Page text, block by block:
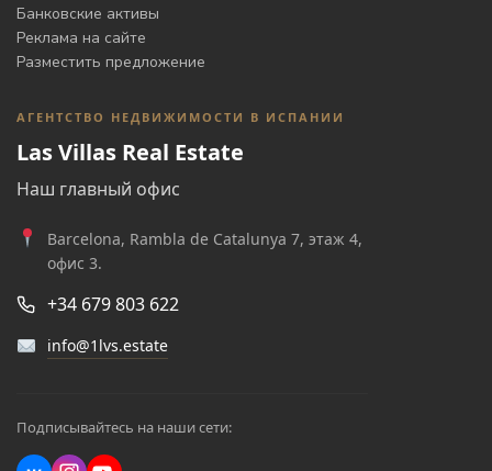
Банковские активы
Реклама на сайте
Разместить предложение
АГЕНТСТВО НЕДВИЖИМОСТИ В ИСПАНИИ
Las Villas Real Estate
Наш главный офис
Barcelona, Rambla de Catalunya 7, этаж 4,
офис 3.
+34 679 803 622
info@1lvs.estate
Подписывайтесь на наши сети: